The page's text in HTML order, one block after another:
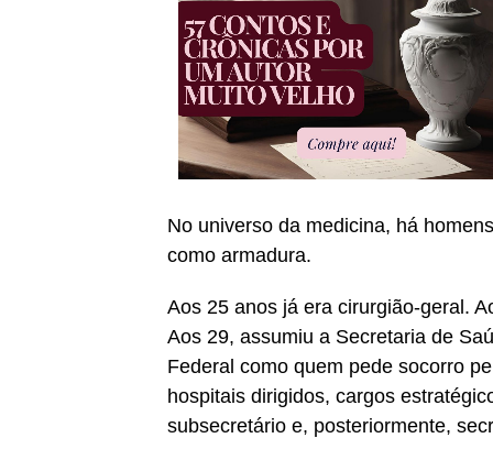
No universo da medicina, há
como armadura.
Aos 25 anos já era cirurgião-geral.
Aos 29, assumiu a Secretaria de
Federal como quem pede socorro
hospitais dirigidos, cargos
subsecretário e, posteriormente,